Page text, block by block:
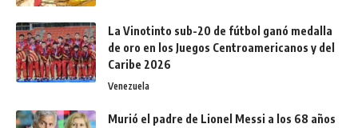
La Vinotinto sub-20 de fútbol ganó medalla
de oro en los Juegos Centroamericanos y del
Caribe 2026
Venezuela
Murió el padre de Lionel Messi a los 68 años